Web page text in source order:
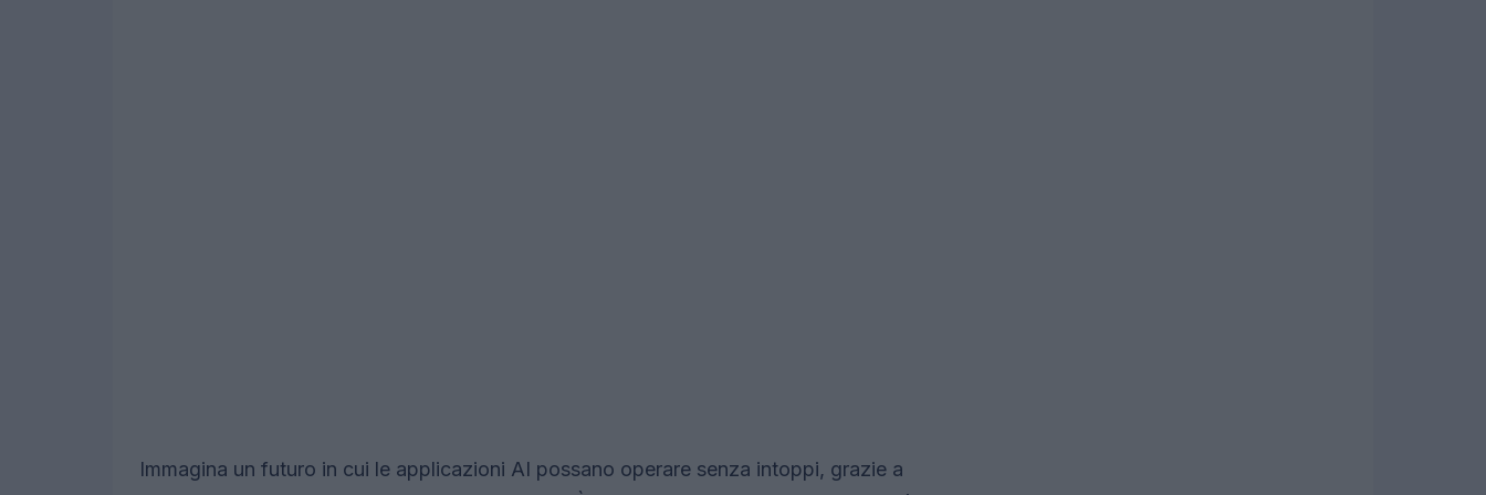
Immagina un futuro in cui le applicazioni AI possano operare senza intoppi, grazie a